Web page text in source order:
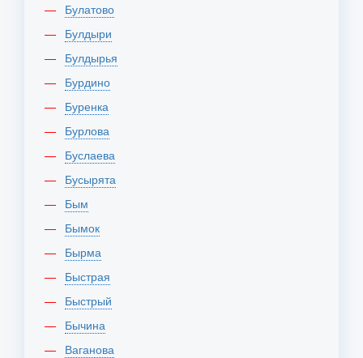
Булатово
Булдыри
Булдырья
Бурдино
Буренка
Бурлова
Буслаева
Бусырята
Бым
Бымок
Бырма
Быстрая
Быстрый
Бычина
Ваганова